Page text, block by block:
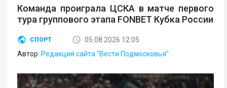
Команда проиграла ЦСКА в матче первого
тура группового этапа FONBET Кубка России
СПОРТ
05.08.2026 12:05
Автор: Редакция сайта "Вести Подмосковья"